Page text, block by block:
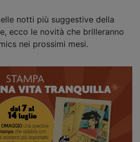
notti più suggestive della
ecco le novità che brilleranno
nei prossimi mesi.